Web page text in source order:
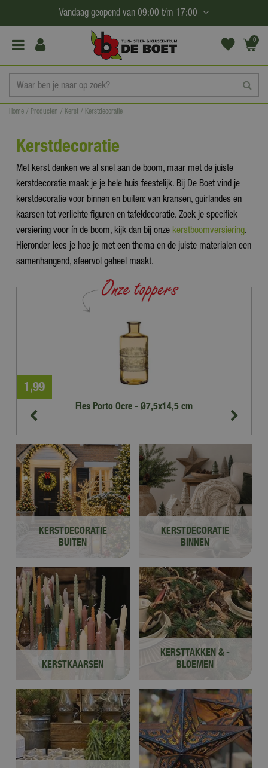
a
Home Producten Kerst Kerstdecoratie
Vandaag geopend van 09:00 t/m 17:00
0
(€0,
Kerstdecoratie
Met kerst denken we al snel aan de boom, maar met de juiste
kerstdecoratie maak je je hele huis feestelijk. Bij De Boet vind je
kerstdecoratie voor binnen en buiten: van kransen, guirlandes en
kaarsen tot verlichte figuren en tafeldecoratie. Zoek je specifiek
versiering voor ín de boom, kijk dan bij onze kerstboomversiering.
Hieronder lees je hoe je met een thema en de juiste materialen een
samenhangend, sfeervol geheel maakt.
Fles Porto Ocre - Ø7,5x14,5 cm
1,99
KERSTDECORATIE
BUITEN
KERSTDECORATIE
BINNEN
KERSTKAARSEN
KERSTTAKKEN & -
BLOEMEN